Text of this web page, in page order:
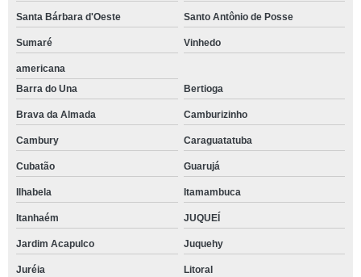
Santa Bárbara d'Oeste Santo Antônio de Posse
Sumaré Vinhedo
americana
Barra do Una
Bertioga
Brava da Almada Camburizinho
Cambury Caraguatatuba
Cubatão Guarujá
Ilhabela Itamambuca
Itanhaém JUQUEÍ
Jardim Acapulco Juquehy
Juréia Litoral